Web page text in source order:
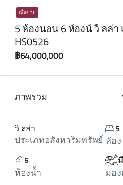
เพื่อขาย
5 ห้องนอน 6 ห้องน้ วิ ลล่า
HS0526
฿64,000,000
ภาพรวม
วิ ลล่า
ประเภทอสังหาริมทรัพย์
5
ห้อ
6
ห้องน้ำ
มี
มอง